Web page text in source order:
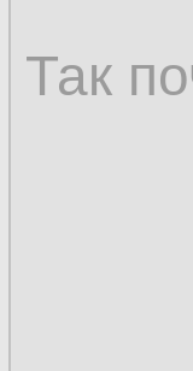
Так